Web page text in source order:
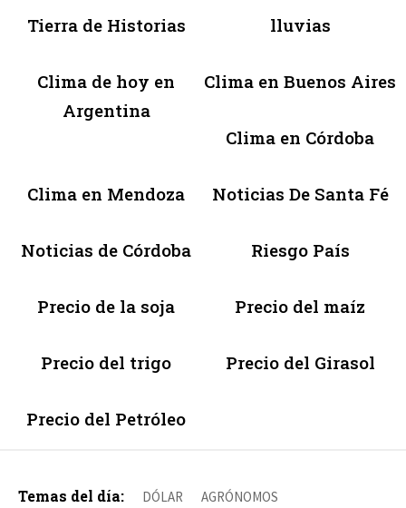
Tierra de Historias lluvias
Clima de hoy en
Argentina
Clima en Buenos Aires
Clima en Córdoba
Clima en Mendoza Noticias De Santa Fé
Noticias de Córdoba Riesgo País
Precio de la soja Precio del maíz
Precio del trigo Precio del Girasol
Precio del Petróleo
Temas del día: DÓLAR AGRÓNOMOS